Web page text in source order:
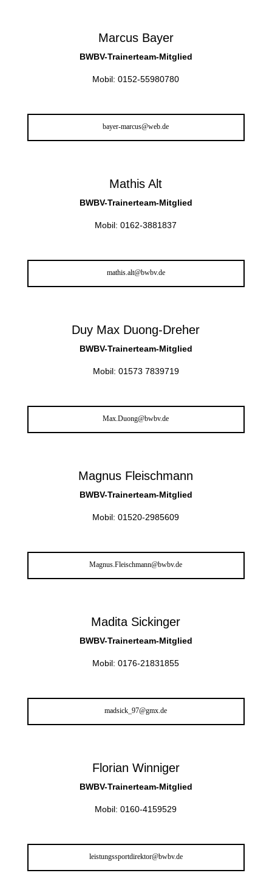
Marcus Bayer
BWBV-Trainerteam-Mitglied
Mobil: 0152-55980780
bayer-marcus@web.de
Mathis Alt
BWBV-Trainerteam-Mitglied
Mobil: 0162-3881837
mathis.alt@bwbv.de
Duy Max Duong-Dreher
BWBV-Trainerteam-Mitglied
Mobil: 01573 7839719
Max.Duong@bwbv.de
Magnus Fleischmann
BWBV-Trainerteam-Mitglied
Mobil: 01520-2985609
Magnus.Fleischmann@bwbv.de
Madita Sickinger
BWBV-Trainerteam-Mitglied
Mobil: 0176-21831855
madsick_97@gmx.de
Florian Winniger
BWBV-Trainerteam-Mitglied
Mobil: 0160-4159529
leistungssportdirektor@bwbv.de